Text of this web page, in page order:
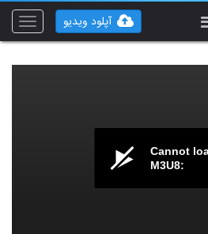
Toggle
آپلود ویدیو
Cannot
M3U8: